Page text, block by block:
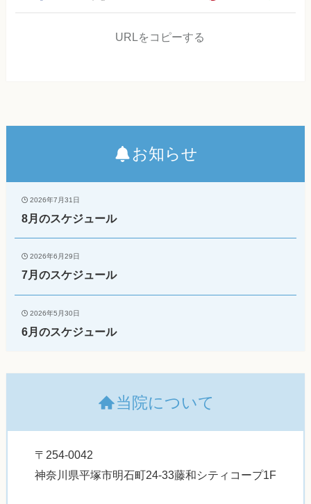
URLをコピーする
お知らせ
2026年7月31日
8月のスケジュール
2026年6月29日
7月のスケジュール
2026年5月30日
6月のスケジュール
当院について
〒254-0042
神奈川県平塚市明石町24-33藤和シティコープ1F